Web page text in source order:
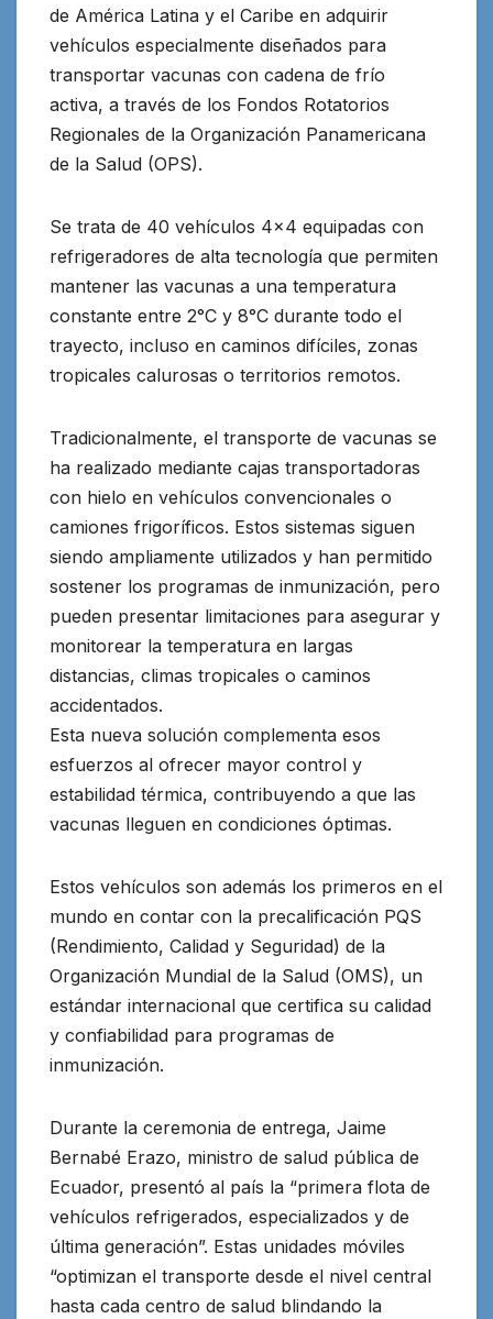
de América Latina y el Caribe en adquirir
vehículos especialmente diseñados para
transportar vacunas con cadena de frío
activa, a través de los Fondos Rotatorios
Regionales de la Organización Panamericana
de la Salud (OPS).
Se trata de 40 vehículos 4×4 equipadas con
refrigeradores de alta tecnología que permiten
mantener las vacunas a una temperatura
constante entre 2°C y 8°C durante todo el
trayecto, incluso en caminos difíciles, zonas
tropicales calurosas o territorios remotos.
Tradicionalmente, el transporte de vacunas se
ha realizado mediante cajas transportadoras
con hielo en vehículos convencionales o
camiones frigoríficos. Estos sistemas siguen
siendo ampliamente utilizados y han permitido
sostener los programas de inmunización, pero
pueden presentar limitaciones para asegurar y
monitorear la temperatura en largas
distancias, climas tropicales o caminos
accidentados.
Esta nueva solución complementa esos
esfuerzos al ofrecer mayor control y
estabilidad térmica, contribuyendo a que las
vacunas lleguen en condiciones óptimas.
Estos vehículos son además los primeros en el
mundo en contar con la precalificación PQS
(Rendimiento, Calidad y Seguridad) de la
Organización Mundial de la Salud (OMS), un
estándar internacional que certifica su calidad
y confiabilidad para programas de
inmunización.
Durante la ceremonia de entrega, Jaime
Bernabé Erazo, ministro de salud pública de
Ecuador, presentó al país la “primera flota de
vehículos refrigerados, especializados y de
última generación”. Estas unidades móviles
“optimizan el transporte desde el nivel central
hasta cada centro de salud blindando la